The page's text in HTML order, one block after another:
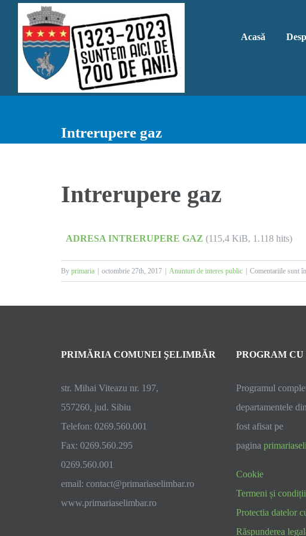
content
Acasă
Intrerupere gaz
Intrerupere gaz
ADRESA INTRERUPERE GAZ (115,4 KiB, 1.118 hits)
By primaria octombrie 27th, 2017 Anunturi de interes public Comentariile sunt
PRIMĂRIA COMUNEI ŞELIMBĂR
str. Mihai Viteazu nr. 197,
557260, jud. Sibiu
Telefon: 0269.560.001
Fax: 0269.560.295
0269.560.001
email: contact@primariaselimbar.ro
www.primariaselimbar.ro
PROGRAM
Programul
departamentele
fost afisat pe
pagina
Cookie
Termeni și condiții
Protectia datelor
Răspunderea